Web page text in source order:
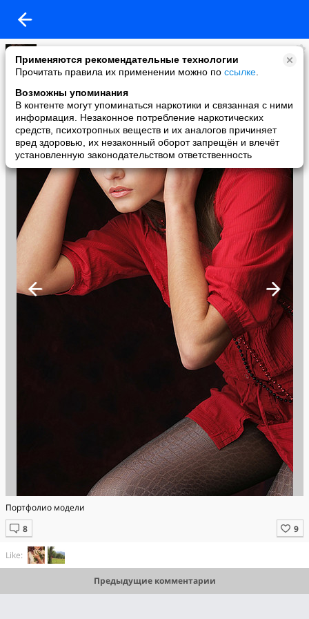
Применяются рекомендательные технологии
Прочитать правила их применении можно по ссылке
Возможны упоминания
В контенте могут упоминаться наркотики и связанная с ними
информация. Незаконное потребление наркотических
средств, психотропных веществ и их аналогов причиняет
вред здоровью, их незаконный оборот запрещён и влечёт
установленную законодательством ответственность
Олег Караваев
added a photo
27 Mar в 02:05
Портфолио модели
Like:
Предыдущие комментарии